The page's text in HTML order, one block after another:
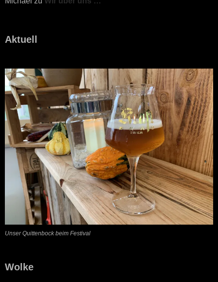
Aktuell
Unser Quittenbock beim Festival
Wolke